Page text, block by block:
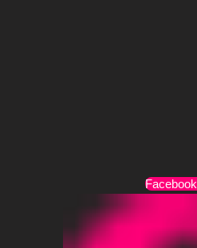
Facebook